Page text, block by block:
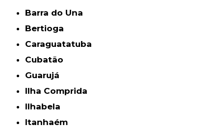
Barra do Una
Bertioga
Caraguatatuba
Cubatão
Guarujá
Ilha Comprida
Ilhabela
Itanhaém